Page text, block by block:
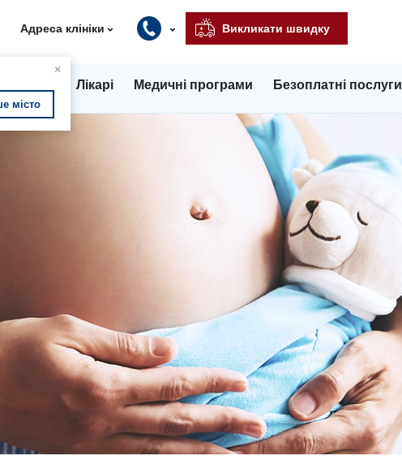
×
місто
Адреса клініки Викликати швидку
Лікарі Медичні програми Безоплатні послуги